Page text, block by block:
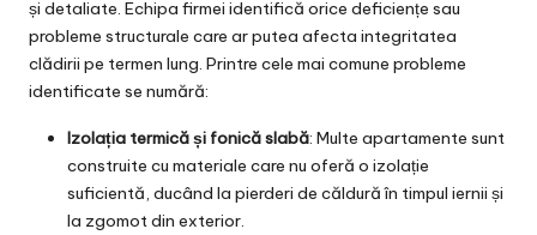
și detaliate. Echipa firmei identifică orice deficiențe sau
probleme structurale care ar putea afecta integritatea
clădirii pe termen lung. Printre cele mai comune probleme
identificate se numără:
Izolația termică și fonică slabă: Multe apartamente sunt
construite cu materiale care nu oferă o izolație
suficientă, ducând la pierderi de căldură în timpul iernii și
la zgomot din exterior.